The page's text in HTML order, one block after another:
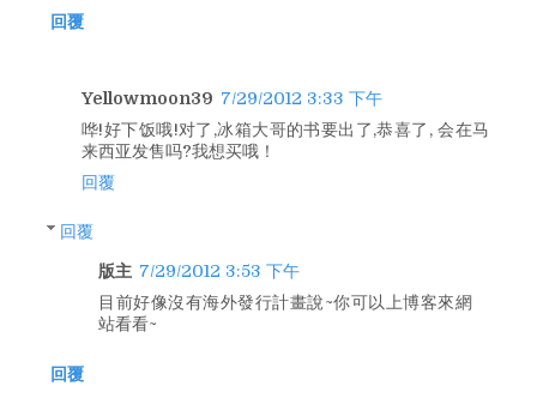
回覆
Yellowmoon39 7/29/2012 3:33 下午
哗!好下饭哦!对了,冰箱大哥的书要出了,恭喜了, 会在马
来西亚发售吗?我想买哦！
回覆
回覆
版主 7/29/2012 3:53 下午
目前好像沒有海外發行計畫說~你可以上博客來網
站看看~
回覆